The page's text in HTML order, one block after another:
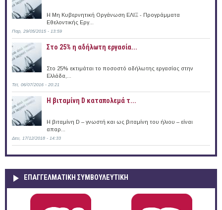
Η Μη Κυβερνητική Οργάνωση ΕΛΙΞ - Προγράμματα
Εθελοντικής Εργ...
Παρ, 29/05/2015 - 13:59
Στο 25% η αδήλωτη εργασία...
Στο 25% εκτιμάται το ποσοστό αδήλωτης εργασίας στην
Ελλάδα,...
Τετ, 06/07/2016 - 20:21
Η βιταμίνη D καταπολεμά τ...
Η βιταμίνη D – γνωστή και ως βιταμίνη του ήλιου – είναι
απαρ...
Δευ, 17/12/2018 - 14:33
ΕΠΑΓΓΕΛΜΑΤΙΚΉ ΣΥΜΒΟΥΛΕΥΤΙΚΉ